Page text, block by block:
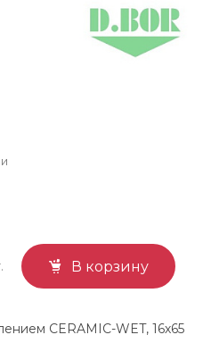
В корзину
CERAMIC-WET, 16х65